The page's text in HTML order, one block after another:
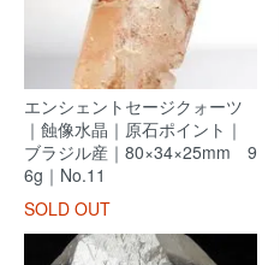
エンシェントセージクォーツ
｜蝕像水晶｜原石ポイント｜
ブラジル産｜80×34×25mm 9
6g｜No.11
SOLD OUT